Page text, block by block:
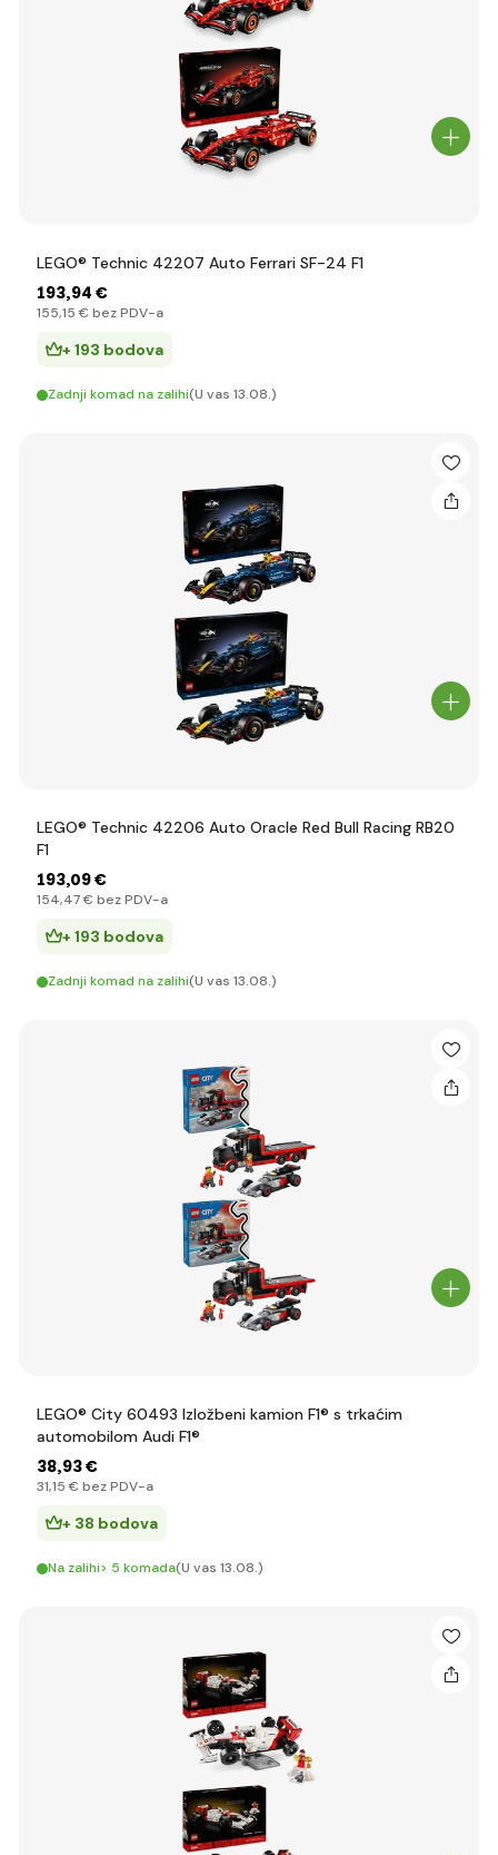
LEGO® Technic 42207 Auto Ferrari SF-24 F1
193,94 €
155,15 € bez PDV-a
+ 193 bodova
Zadnji komad na zalihi(U vas 13.08.)
LEGO® Technic 42206 Auto Oracle Red Bull Racing RB20
F1
193,09 €
154,47 € bez PDV-a
+ 193 bodova
Zadnji komad na zalihi(U vas 13.08.)
LEGO® City 60493 Izložbeni kamion F1® s trkaćim
automobilom Audi F1®
38,93 €
31,15 € bez PDV-a
+ 38 bodova
Na zalihi> 5 komada(U vas 13.08.)